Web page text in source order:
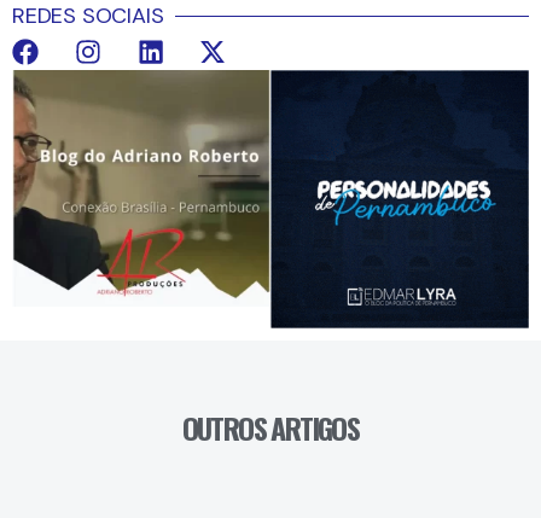
REDES SOCIAIS
OUTROS ARTIGOS